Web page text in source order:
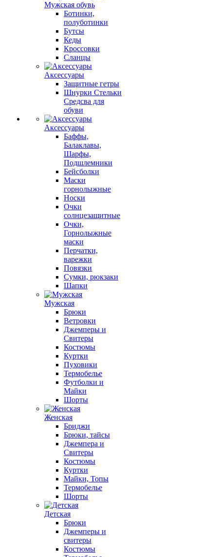
Мужская обувь
Ботинки,
полуботинки
Бутсы
Кеды
Кроссовки
Сланцы
Аксессуары
Защитные гетры
Шнурки Стельки
Средсва для
обуви
Аксессуары
Баффы,
Балаклавы,
Шарфы,
Подшлемники
Бейсболки
Маски
горнолыжные
Носки
Очки
солнцезащитные
Очки,
Горнолыжные
маски
Перчатки,
варежки
Повязки
Сумки, рюкзаки
Шапки
Мужская
Брюки
Ветровки
Джемперы и
Свитеры
Костюмы
Куртки
Пуховики
Термобелье
Футболки и
Майки
Шорты
Женская
Бриджи
Брюки, тайсы
Джемпера и
Свитеры
Костюмы
Куртки
Майки, Топы
Термобелье
Шорты
Детская
Брюки
Джемперы и
свитеры
Костюмы